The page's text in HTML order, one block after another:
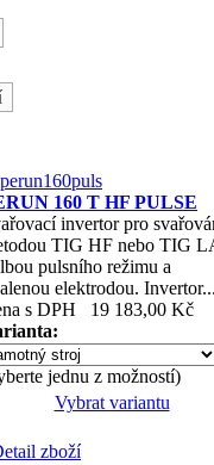
160 T HF PULSE
invertor pro
TIG HF nebo TIG
pulsního režimu a
elektrodou. Invertor...
s DPH
19 183,00 Kč
jednu z možností)
Vybrat variantu
zboží